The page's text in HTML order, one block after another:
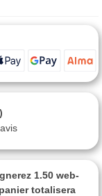
1.50 web-
totalisera